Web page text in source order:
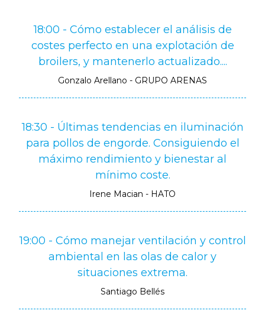
18:00 - Cómo establecer el análisis de
costes perfecto en una explotación de
broilers, y mantenerlo actualizado....
Gonzalo Arellano - GRUPO ARENAS
18:30 - Últimas tendencias en iluminación
para pollos de engorde. Consiguiendo el
máximo rendimiento y bienestar al
mínimo coste.
Irene Macian - HATO
19:00 - Cómo manejar ventilación y control
ambiental en las olas de calor y
situaciones extrema.
Santiago Bellés